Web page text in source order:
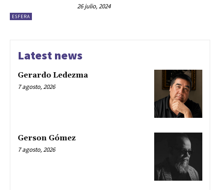
ESFERA
26 julio, 2024
Latest news
Gerardo Ledezma
7 agosto, 2026
Gerson Gómez
7 agosto, 2026